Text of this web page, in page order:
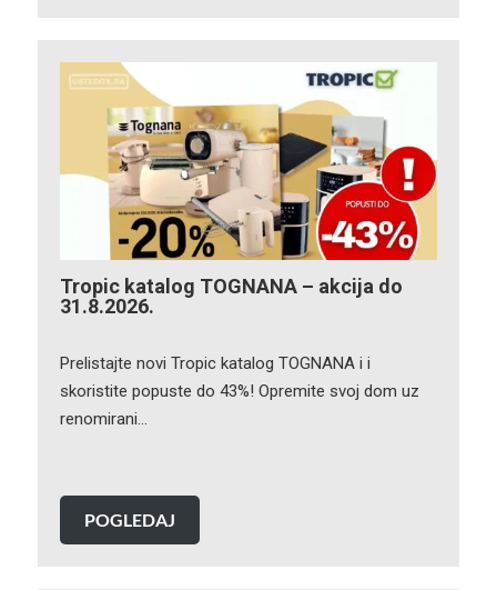
Tropic katalog TOGNANA – akcija do
31.8.2026.
Prelistajte novi Tropic katalog TOGNANA i i
skoristite popuste do 43%! Opremite svoj dom uz
renomirani…
POGLEDAJ